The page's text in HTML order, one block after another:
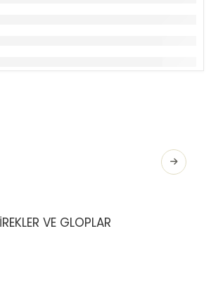
VE GLOPLAR